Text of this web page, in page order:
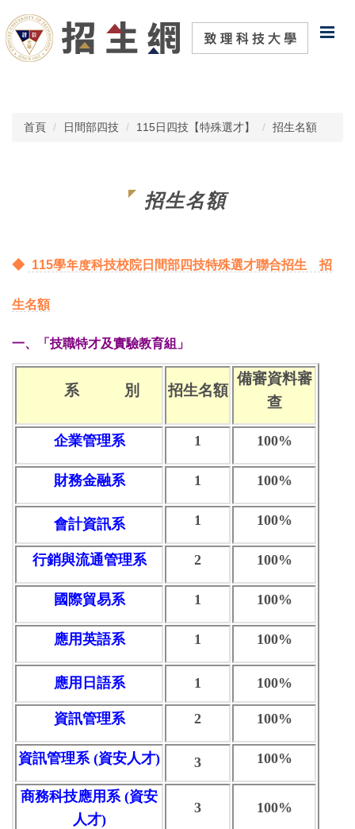
到
主
要
首頁 日間部四技 115日四技【特殊選才】 招生名額
招生名額
◆ 115學年度科技校院日間部四技特殊選才聯合招生 招
生名額
一、「技職特才及實驗教育組」
系 別 招生名額
備審資料審
查
企業管理系 1 100%
財務金融系 1 100%
會計資訊系 1 100%
行銷與流通管理系 2 100%
國際貿易系 1 100%
應用英語系 1 100%
應用日語系 1 100%
資訊管理系 2 100%
資訊管理系(資安人才) 3 100%
商務科技應用系(資安
人才)
3 100%